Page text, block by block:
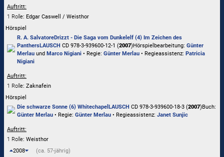
Auftritt:
1 Rolle: Edgar Caswell / Weisthor
Hörspiel
R. A. SalvatoreDrizzt - Die Saga vom Dunkelelf (4) Im Zeichen des
PanthersLAUSCH CD 978-3-939600-12-1 (2007)Hörspielbearbeitung: Günter
Merlau und Marco Nigiani • Regie: Günter Merlau • Regieassistenz: Patricia
Nigiani
Auftritt:
1 Rolle: Zaknafein
Hörspiel
Die schwarze Sonne (6) Whitechapel LAUSCH CD 978-3-939600-18-3 (2007)Buch:
Günter Merlau • Regie: Günter Merlau • Regieassistenz: Janet Sunjic
Auftritt:
1 Rolle: Weisthor
2008
(ca. 57-jährig)